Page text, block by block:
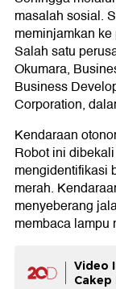
masalah sosial.
meminjamkan
Salah satu
Okumara,
Business
Corporation,
Kendaraan
Robot ini
mengidentifikasi
merah.
menyeberang
membaca lampu
Video
Cakep